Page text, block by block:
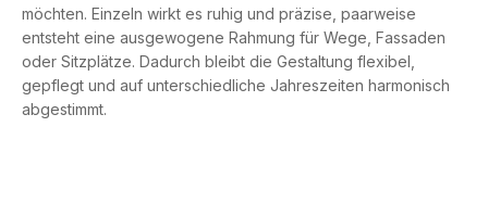
möchten. Einzeln wirkt es ruhig und präzise, paarweise
entsteht eine ausgewogene Rahmung für Wege, Fassaden
oder Sitzplätze. Dadurch bleibt die Gestaltung flexibel,
gepflegt und auf unterschiedliche Jahreszeiten harmonisch
abgestimmt.